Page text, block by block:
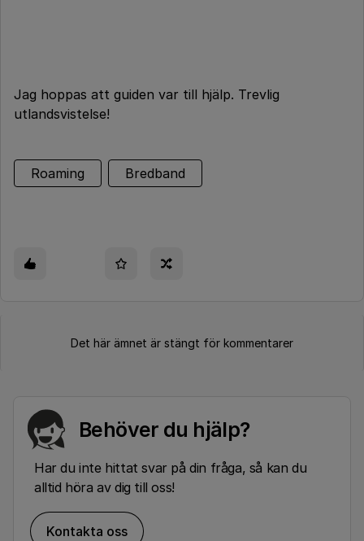
Jag hoppas att guiden var till hjälp. Trevlig
utlandsvistelse!
Roaming Bredband
Det här ämnet är stängt för kommentarer
Behöver du hjälp?
Har du inte hittat svar på din fråga, så kan du
alltid höra av dig till oss!
Kontakta oss